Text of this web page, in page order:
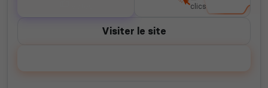
clics
Visiter le site